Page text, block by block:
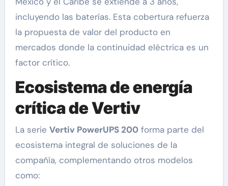
incluyendo las baterías. Esta cobertura refuerza
la propuesta de valor del producto en
mercados donde la continuidad eléctrica es un
factor crítico.
Ecosistema de energía
crítica de Vertiv
La serie Vertiv PowerUPS 200 forma parte del
ecosistema integral de soluciones de la
compañía, complementando otros modelos
como: